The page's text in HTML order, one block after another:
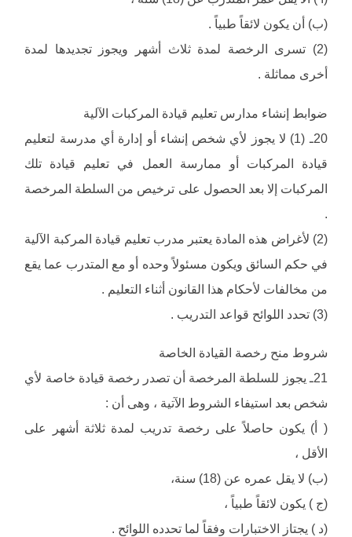
(ب) أن يكون لائقاً طبياً .
(2) تسرى الرخصة لمدة ثلاث أشهر ويجوز تجديدها لمدة
أخرى مماثلة .
ضوابط إنشاء مدارس تعليم قيادة المركبات الآلية
20ـ (1) لا يجوز لأي شخص إنشاء أو إدارة أي مدرسة لتعليم
قيادة المركبات أو ممارسة العمل في تعليم قيادة تلك
المركبات إلا بعد الحصول على ترخيص من السلطة المرخصة
.
(2) لأغراض هذه المادة يعتبر مدرب تعليم قيادة المركبة الآلية
في حكم السائق ويكون مسئولاً وحده أو مع المتدرب عما يقع
من مخالفات لأحكام هذا القانون أثناء التعليم .
(3) تحدد اللوائح قواعد التدريب .
شروط منح رخصة القيادة الخاصة
21ـ يجوز للسلطة المرخصة أن تصدر رخصة قيادة خاصة لأي
شخص بعد استيفاء الشروط الآتية ، وهى أن :
( أ) يكون حاصلاً على رخصة تدريب لمدة ثلاثة أشهر على
الأقل ،
(ب) لا يقل عمره عن (18) سنة،
(ج ) يكون لائقاً طبياً ،
(د ) يجتاز الاختبارات وفقاً لما تحدده اللوائح .